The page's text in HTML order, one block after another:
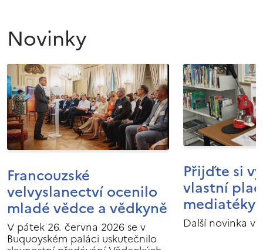
Novinky
Francouzské
velvyslanectví ocenilo
mladé vědce a vědkyně
V pátek 26. června 2026 se v
Buquoyském paláci uskutečnilo
Přijďte si
vlastní
mediatéky
Další novinka v